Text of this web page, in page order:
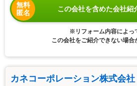
無料
匿名
この会社を含めた会社紹
※リフォーム内容によっ
この会社をご紹介できない場合
カネコーポレーション株式会社